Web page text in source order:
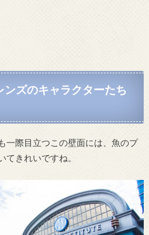
ズのキャラクターたち
一際目立つこの壁面には、魚のプ
てきれいですね。